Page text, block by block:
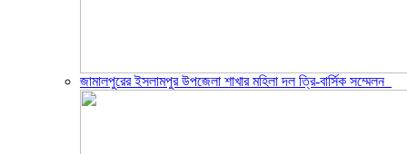
জামালপুরের ইসলামপুর উপজেলা শাখার মহিলা দল ত্রি-বার্সিক সম্মেলন